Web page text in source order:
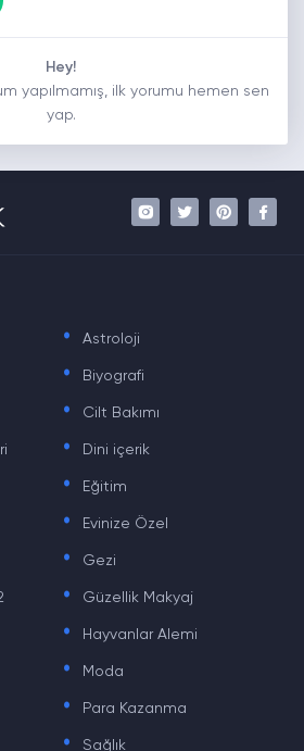
Hey!
yapılmamış, ilk yorumu hemen sen
yap.
. Astroloji
. Biyografi
. Cilt Bakımı
. Dini içerik
. Eğitim
. Evinize Özel
. Gezi
. Güzellik Makyaj
. Hayvanlar Alemi
. Moda
. Para Kazanma
. Sağlık